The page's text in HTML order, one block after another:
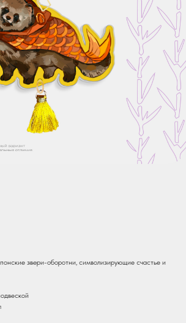
звери-оборотни, символизирующие счастье и